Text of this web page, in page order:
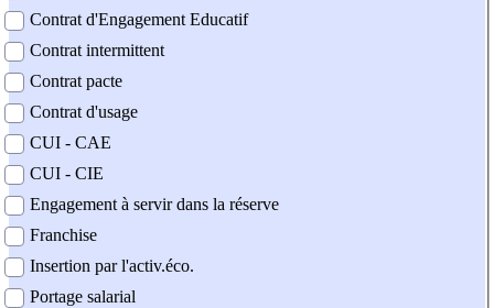
Contrat d'Engagement Educatif
Contrat intermittent
Contrat pacte
Contrat d'usage
CUI - CAE
CUI - CIE
Engagement à servir dans la réserve
Franchise
Insertion par l'activ.éco.
Portage salarial